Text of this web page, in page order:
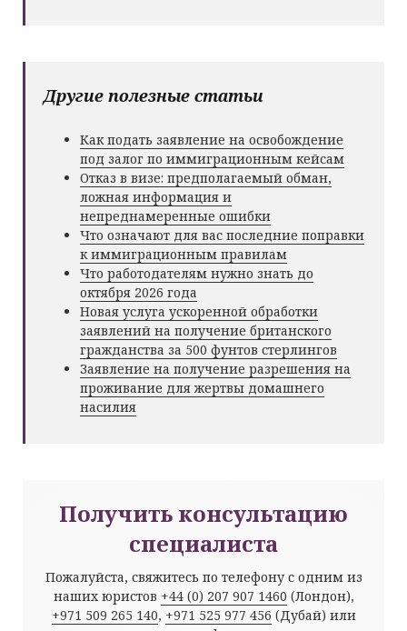
Другие полезные статьи
Как подать заявление на освобождение
под залог по иммиграционным кейсам
Отказ в визе: предполагаемый обман,
ложная информация и
непреднамеренные ошибки
Что означают для вас последние поправки
к иммиграционным правилам
Что работодателям нужно знать до
октября 2026 года
Новая услуга ускоренной обработки
заявлений на получение британского
гражданства за 500 фунтов стерлингов
Заявление на получение разрешения на
проживание для жертвы домашнего
насилия
Получить консультацию
специалиста
Пожалуйста, свяжитесь по телефону с одним из
наших юристов +44 (0) 207 907 1460 (Лондон),
+971 509 265 140, +971 525 977 456 (Дубай) или